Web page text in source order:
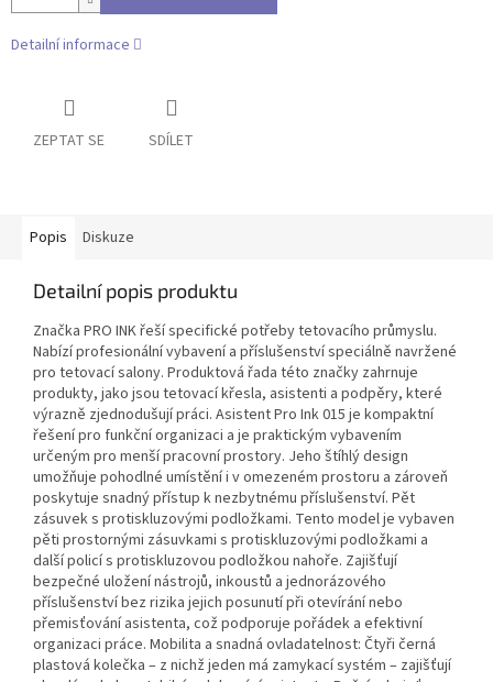
Detailní informace
ZEPTAT SE SDÍLET
Popis Diskuze
Detailní popis produktu
Značka PRO INK řeší specifické potřeby tetovacího průmyslu.
Nabízí profesionální vybavení a příslušenství speciálně navržené
pro tetovací salony. Produktová řada této značky zahrnuje
produkty, jako jsou tetovací křesla, asistenti a podpěry, které
výrazně zjednodušují práci. Asistent Pro Ink 015 je kompaktní
řešení pro funkční organizaci a je praktickým vybavením
určeným pro menší pracovní prostory. Jeho štíhlý design
umožňuje pohodlné umístění i v omezeném prostoru a zároveň
poskytuje snadný přístup k nezbytnému příslušenství. Pět
zásuvek s protiskluzovými podložkami. Tento model je vybaven
pěti prostornými zásuvkami s protiskluzovými podložkami a
další policí s protiskluzovou podložkou nahoře. Zajišťují
bezpečné uložení nástrojů, inkoustů a jednorázového
příslušenství bez rizika jejich posunutí při otevírání nebo
přemisťování asistenta, což podporuje pořádek a efektivní
organizaci práce. Mobilita a snadná ovladatelnost: Čtyři černá
plastová kolečka – z nichž jeden má zamykací systém – zajišťují